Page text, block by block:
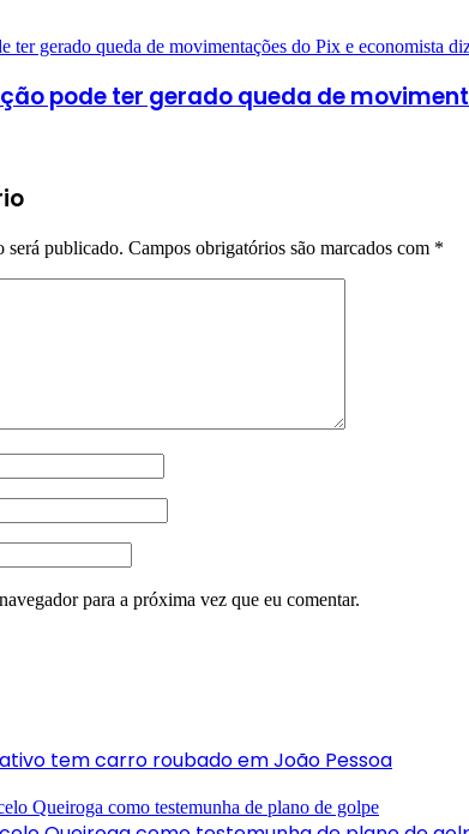
pode ter gerado queda de
será publicado. Campos obrigatórios são marcados com *
para a próxima vez que eu comentar.
tem carro roubado em João Pessoa